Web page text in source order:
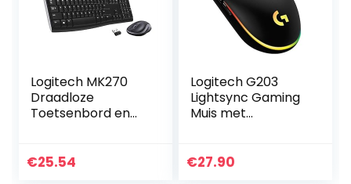
Logitech MK270
Draadloze
Toetsenbord en
Compacte
€25.54
Logitech G203
Lightsync Gaming
Muis met
Programmeerbar
€27.90